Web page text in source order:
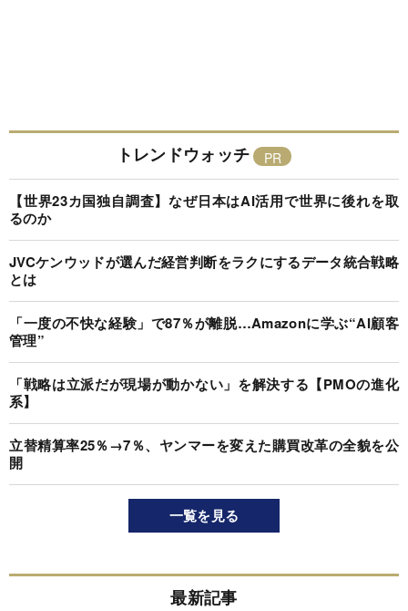
トレンドウォッチ
【世界23カ国独自調査】なぜ日本はAI活用で世界に後れを取
るのか
JVCケンウッドが選んだ経営判断をラクにするデータ統合戦略
とは
「一度の不快な経験」で87％が離脱…Amazonに学ぶ“AI顧客
管理”
「戦略は立派だが現場が動かない」を解決する【PMOの進化
系】
立替精算率25％→7％、ヤンマーを変えた購買改革の全貌を公
開
一覧を見る
最新記事